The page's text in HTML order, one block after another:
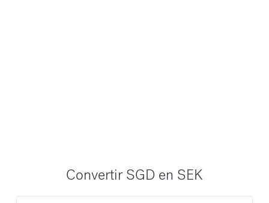
Convertir SGD en SEK